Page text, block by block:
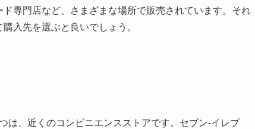
専門店など、さまざまな場所で販売されています。それ
入先を選ぶと良いでしょう。
は、近くのコンビニエンスストアです。セブン-イレブ